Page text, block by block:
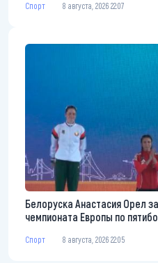
Спорт 8 августа, 2026 22:07
Белоруска Анастасия Орел
чемпионата Европы по
Спорт 8 августа, 2026 22:05